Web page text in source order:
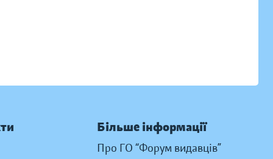
Більше інформації
Про ГО “Форум видавців”